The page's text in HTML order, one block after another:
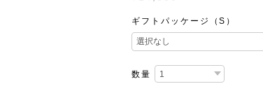
ギフトパッケージ（S）
数量